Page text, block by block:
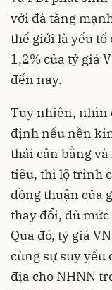
với đà tăng
thế giới là yếu tố
1,2% của tỷ giá
đến nay.
Tuy nhiên, nhìn
định nếu nền
thái cân bằng
tiêu, thì lộ trình
đồng thuận của
thay đổi, dù
Qua đó, tỷ giá
cùng sự suy yếu
địa cho NHNN